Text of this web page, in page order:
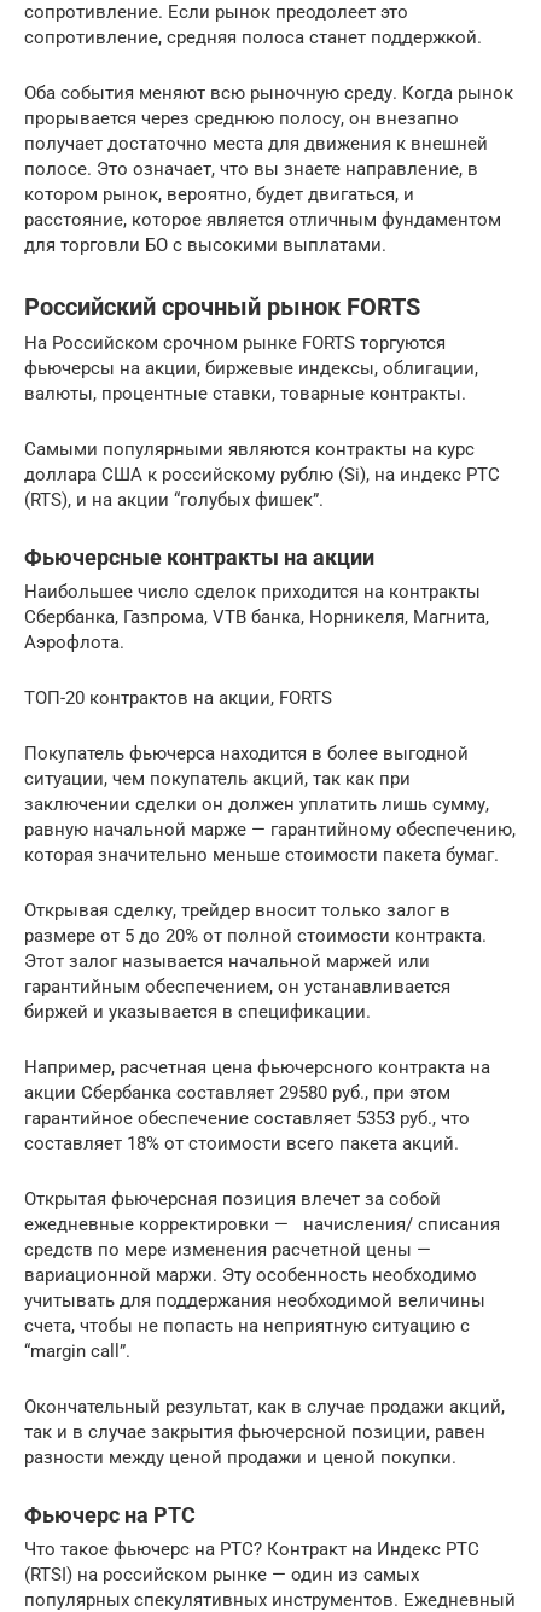
сопротивление. Если рынок преодолеет это
сопротивление, средняя полоса станет поддержкой.
Оба события меняют всю рыночную среду. Когда рынок
прорывается через среднюю полосу, он внезапно
получает достаточно места для движения к внешней
полосе. Это означает, что вы знаете направление, в
котором рынок, вероятно, будет двигаться, и
расстояние, которое является отличным фундаментом
для торговли БО с высокими выплатами.
Российский срочный рынок FORTS
На Российском срочном рынке FORTS торгуются
фьючерсы на акции, биржевые индексы, облигации,
валюты, процентные ставки, товарные контракты.
Самыми популярными являются контракты на курс
доллара США к российскому рублю (Si), на индекс РТС
(RTS), и на акции “голубых фишек”.
Фьючерсные контракты на акции
Наибольшее число сделок приходится на контракты
Сбербанка, Газпрома, VTB банка, Норникеля, Магнита,
Аэрофлота.
ТОП-20 контрактов на акции, FORTS
Покупатель фьючерса находится в более выгодной
ситуации, чем покупатель акций, так как при
заключении сделки он должен уплатить лишь сумму,
равную начальной марже — гарантийному обеспечению,
которая значительно меньше стоимости пакета бумаг.
Открывая сделку, трейдер вносит только залог в
размере от 5 до 20% от полной стоимости контракта.
Этот залог называется начальной маржей или
гарантийным обеспечением, он устанавливается
биржей и указывается в спецификации.
Например, расчетная цена фьючерсного контракта на
акции Сбербанка составляет 29580 руб., при этом
гарантийное обеспечение составляет 5353 руб., что
составляет 18% от стоимости всего пакета акций.
Открытая фьючерсная позиция влечет за собой
ежедневные корректировки — начисления/ списания
средств по мере изменения расчетной цены —
вариационной маржи. Эту особенность необходимо
учитывать для поддержания необходимой величины
счета, чтобы не попасть на неприятную ситуацию с
“margin call”.
Окончательный результат, как в случае продажи акций,
так и в случае закрытия фьючерсной позиции, равен
разности между ценой продажи и ценой покупки.
Фьючерс на РТС
Что такое фьючерс на РТС? Контракт на Индекс РТС
(RTSI) на российском рынке — один из самых
популярных спекулятивных инструментов. Ежедневный